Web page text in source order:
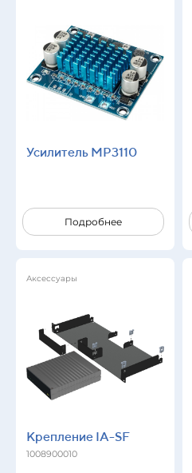
Усилитель MP3110
Подробнее
Аксессуары
Крепление IA-SF
1008900010